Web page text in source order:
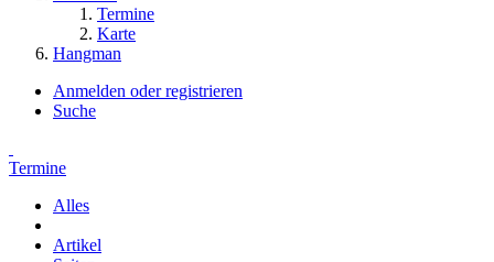
Termine
Karte
Hangman
Anmelden oder registrieren
Suche
Termine
Alles
Artikel